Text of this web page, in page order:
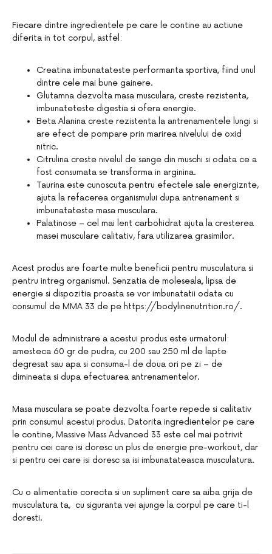
Fiecare dintre ingredientele pe care le contine au actiune
diferita in tot corpul, astfel:
Creatina imbunatateste performanta sportiva, fiind unul
dintre cele mai bune gainere.
Glutamna dezvolta masa musculara, creste rezistenta,
imbunateteste digestia si ofera energie.
Beta Alanina creste rezistenta la antrenamentele lungi si
are efect de pompare prin marirea nivelului de oxid
nitric.
Citrulina creste nivelul de sange din muschi si odata ce a
fost consumata se transforma in arginina.
Taurina este cunoscuta pentru efectele sale energiznte,
ajuta la refacerea organismului dupa antrenament si
imbunatateste masa musculara.
Palatinose – cel mai lent carbohidrat ajuta la cresterea
masei musculare calitativ, fara utilizarea grasimilor.
Acest produs are foarte multe beneficii pentru musculatura si
pentru intreg organismul. Senzatia de moleseala, lipsa de
energie si dispozitia proasta se vor imbunatatii odata cu
consumul de MMA 33 de pe https://bodylinenutrition.ro/.
Modul de administrare a acestui produs este urmatorul:
amesteca 60 gr de pudra, cu 200 sau 250 ml de lapte
degresat sau apa si consuma-l de doua ori pe zi – de
dimineata si dupa efectuarea antrenamentelor.
Masa musculara se poate dezvolta foarte repede si calitativ
prin consumul acestui produs. Datorita ingredientelor pe care
le contine, Massive Mass Advanced 33 este cel mai potrivit
pentru cei care isi doresc un plus de energie pre-workout, dar
si pentru cei care isi doresc sa isi imbunatateasca musculatura.
Cu o alimentatie corecta si un supliment care sa aiba grija de
musculatura ta, cu siguranta vei ajunge la corpul pe care ti-l
doresti.